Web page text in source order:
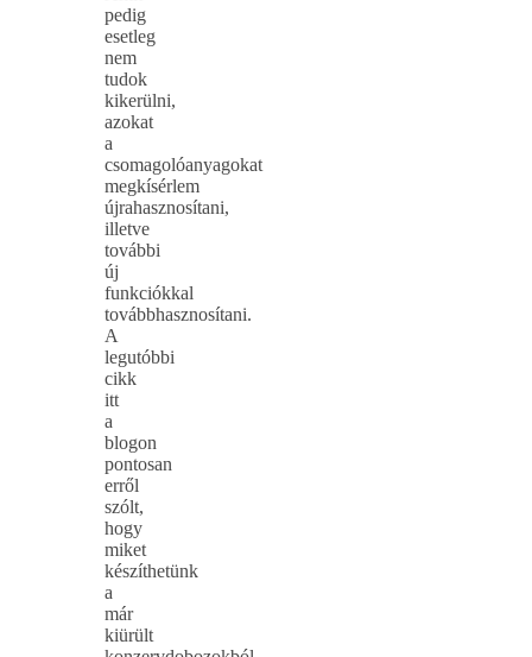
pedig
esetleg
nem
tudok
kikerülni,
azokat
a
csomagolóanyagokat
megkísérlem
újrahasznosítani,
illetve
további
új
funkciókkal
továbbhasznosítani.
A
legutóbbi
cikk
itt
a
blogon
pontosan
erről
szólt,
hogy
miket
készíthetünk
a
már
kiürült